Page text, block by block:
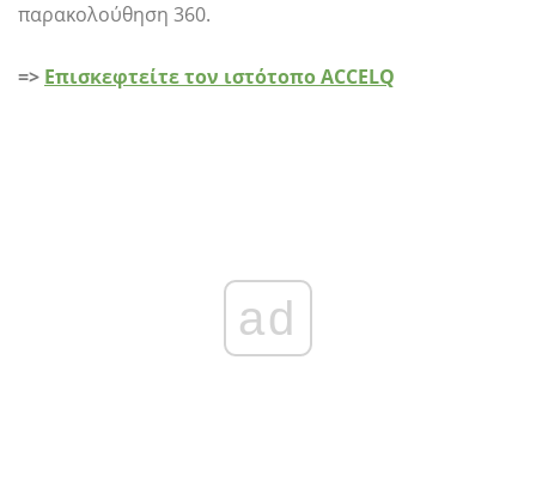
παρακολούθηση 360.
=> Επισκεφτείτε τον ιστότοπο ACCELQ
ad